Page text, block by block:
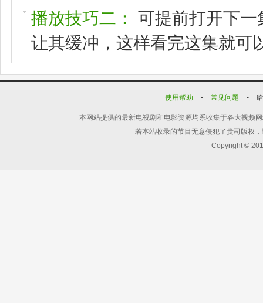
播放技巧二：
可提前打开下
让其缓冲，这样看完这集就可
使用帮助 - 常见问题 -
本网站提供的最新电视剧和电影资源均系收集于各大视频
若本站收录的节目无意侵犯了贵司版权
Copyright ©